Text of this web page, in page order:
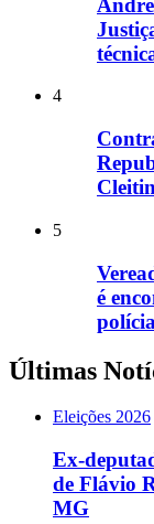
4
5
é
Últimas
Eleições 2026
Ex-
de Flávio
MG